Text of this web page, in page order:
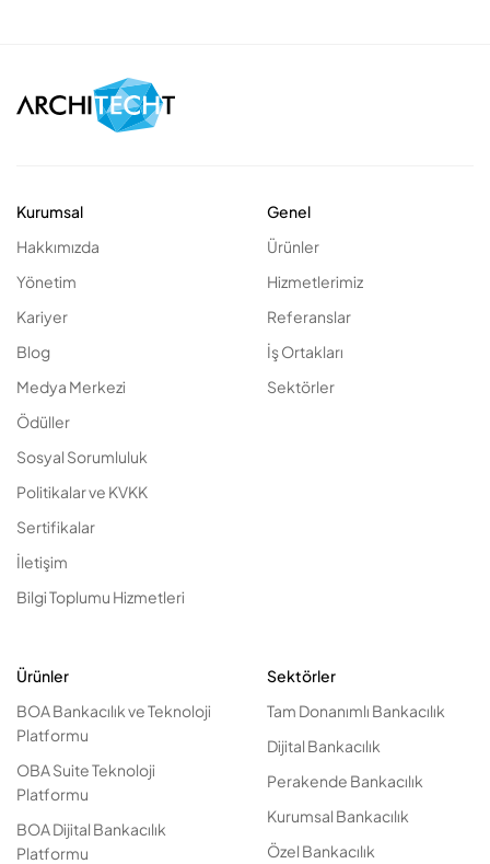
Kurumsal
Hakkımızda
Yönetim
Kariyer
Blog
Medya Merkezi
Ödüller
Sosyal Sorumluluk
Politikalar ve KVKK
Sertifikalar
İletişim
Bilgi Toplumu Hizmetleri
Genel
Ürünler
Hizmetlerimiz
Referanslar
İş Ortakları
Sektörler
Ürünler
BOA Bankacılık ve Teknoloji
Platformu
OBA Suite Teknoloji
Platformu
BOA Dijital Bankacılık
Platformu
Sektörler
Tam Donanımlı Bankacılık
Dijital Bankacılık
Perakende Bankacılık
Kurumsal Bankacılık
Özel Bankacılık